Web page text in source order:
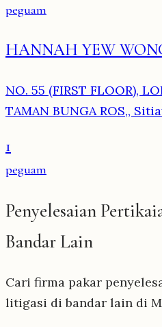
peguam
HANNAH YEW
NO. 55 (FIRST FLOOR),
TAMAN BUNGA ROS,,
1
peguam
Penyelesaian
Bandar Lain
Cari firma pakar
litigasi di bandar lain di